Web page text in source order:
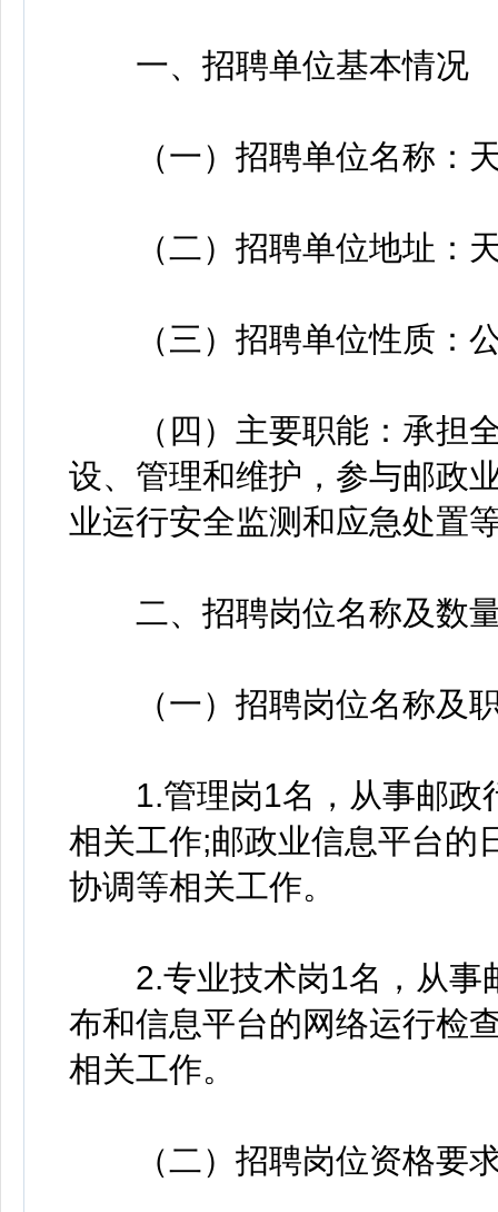
一、招聘单位基本情况
（一）招聘单位名称：天
（二）招聘单位地址：天
（三）招聘单位性质：公
（四）主要职能：承担全
设、管理和维护，参与邮政
业运行安全监测和应急处置
二、招聘岗位名称及数
（一）招聘岗位名称及
1.管理岗1名，从事邮政
相关工作;邮政业信息平台的
协调等相关工作。
2.专业技术岗1名，从事
布和信息平台的网络运行检
相关工作。
（二）招聘岗位资格要求